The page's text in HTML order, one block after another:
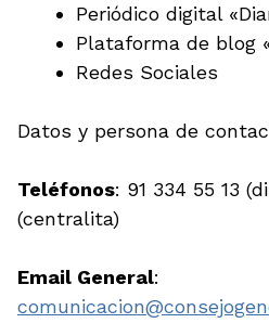
Periódico digital
Plataforma de blog
Redes Sociales
Datos y persona de
Teléfonos: 91 334 55 13
(centralita)
Email General: